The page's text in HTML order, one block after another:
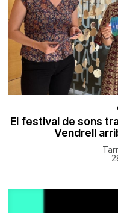
El festival de sons
Vendrell